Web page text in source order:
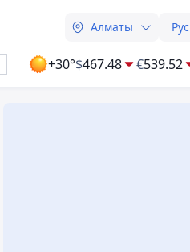
Алматы Рус
+30°$467.48 €539.52